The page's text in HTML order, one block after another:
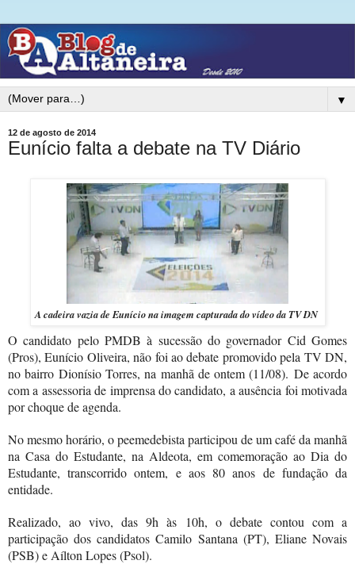
▼
12 de agosto de 2014
Eunício falta a debate na TV Diário
A cadeira vazia de Eunício na imagem capturada do vídeo da TV DN
O candidato pelo PMDB à sucessão do governador Cid Gomes
(Pros), Eunício Oliveira, não foi ao debate promovido pela TV DN,
no bairro Dionísio Torres, na manhã de ontem (11/08). De acordo
com a assessoria de imprensa do candidato, a ausência foi motivada
por choque de agenda.
No mesmo horário, o peemedebista participou de um café da manhã
na Casa do Estudante, na Aldeota, em comemoração ao Dia do
Estudante, transcorrido ontem, e aos 80 anos de fundação da
entidade.
Realizado, ao vivo, das 9h às 10h, o debate contou com a
participação dos candidatos Camilo Santana (PT), Eliane Novais
(PSB) e Aílton Lopes (Psol).